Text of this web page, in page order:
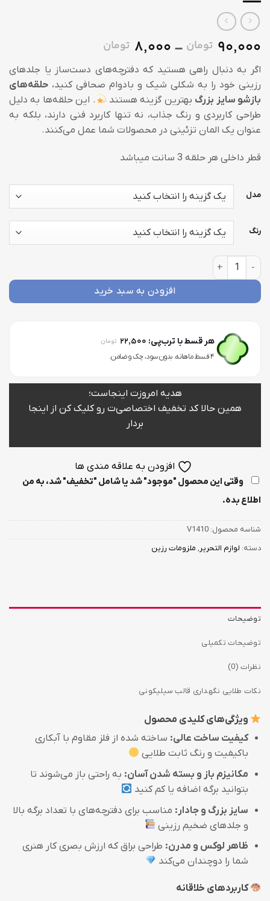
90,000 تومان –
8,000 تومان
range:
8,000 تومان
through
90,000 تومان
اگر به دنبال راهی هستید که دفترچه‌های دست‌ساز یا جلد‌های
رزینی خود را به شکلی شیک و بادوام صحافی کنید، حلقه‌های
بازشو سایز بزرگ بهترین گزینه هستند
. این حلقه‌ها به دلیل
طراحی کاربردی و رنگ جذاب، نه تنها کاربرد فنی دارند، بلکه به
عنوان یک المان تزئینی در محصولات شما عمل می‌کنند.
قطر داخلی هر حلقه 3 سانت میباشد
مدل
رنگ
حلقه دفترچه سایز بزرگ عدد
افزودن به سبد خرید
هر قسط با ترب‌پی: 22,500 تومان
۴ قسط ماهانه. بدون سود، چک و ضامن.
هدیه امروزت اینجاست؛
همین حالا کد تخفیف اختصاصی‌ت رو کلیک کن از اینجا
بردار
افزودن به علاقه مندی ها
وقتی این محصول "موجود" شد یا شامل "تخفیف" شد، به من
اطلاع بده.
شناسه محصول: V1410
دسته: لوازم التحریر, ملزومات رزین
توضیحات
توضیحات تکمیلی
نظرات (0)
نکات طلایی نگهداری قالب سیلیکونی
ویژگی‌های کلیدی محصول
کیفیت ساخت عالی: ساخته شده از فلز مقاوم با آبکاری
باکیفیت و رنگ ثابت طلایی
مکانیزم باز و بسته شدن آسان: به راحتی باز می‌شوند تا
بتوانید برگه اضافه یا کم کنید
سایز بزرگ و جادار: مناسب برای دفترچه‌های با تعداد برگه بالا
و جلدهای ضخیم رزینی
ظاهر لوکس و مدرن: طراحی براق که ارزش بصری کار هنری
شما را دوچندان می‌کند
کاربردهای خلاقانه